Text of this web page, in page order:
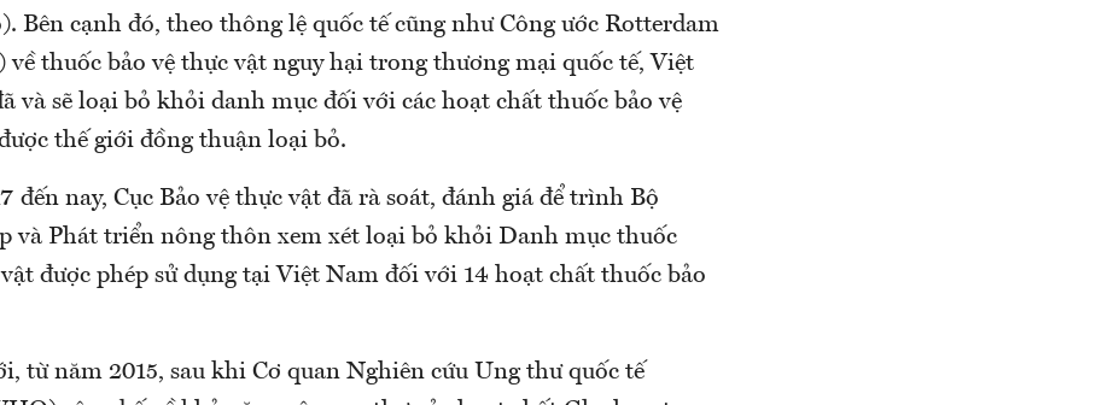
Bên cạnh đó, theo thông lệ quốc tế cũng như Công ước Rotterdam
thuốc bảo vệ thực vật nguy hại trong thương mại quốc tế, Việt
và sẽ loại bỏ khỏi danh mục đối với các hoạt chất thuốc bảo vệ
thế giới đồng thuận loại bỏ.
đến nay, Cục Bảo vệ thực vật đã rà soát, đánh giá để trình Bộ
và Phát triển nông thôn xem xét loại bỏ khỏi Danh mục thuốc
được phép sử dụng tại Việt Nam đối với 14 hoạt chất thuốc bảo
từ năm 2015, sau khi Cơ quan Nghiên cứu Ung thư quốc tế